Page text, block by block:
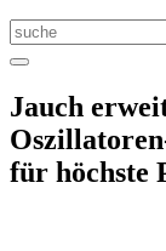
Jauch
für höchste